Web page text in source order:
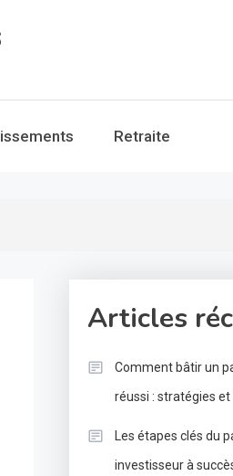
Retraite
Articles
Comment bâtir un
réussi : stratégies et
Les étapes clés du
investisseur à